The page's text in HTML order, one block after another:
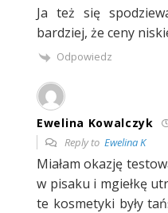
Ja też się
bardziej, że ceny
Odpowiedz
Ewelina Kowalczyk
Reply to Ewelina K
Miałam okazję
w pisaku i mgiełkę
te kosmetyki były